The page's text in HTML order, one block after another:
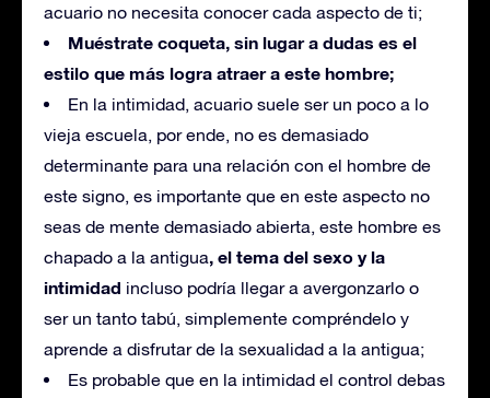
acuario no necesita conocer cada aspecto de ti;
Muéstrate coqueta, sin lugar a dudas es el
estilo que más logra atraer a este hombre;
En la intimidad, acuario suele ser un poco a lo
vieja escuela, por ende, no es demasiado
determinante para una relación con el hombre de
este signo, es importante que en este aspecto no
seas de mente demasiado abierta, este hombre es
chapado a la antigua, el tema del sexo y la
intimidad incluso podría llegar a avergonzarlo o
ser un tanto tabú, simplemente compréndelo y
aprende a disfrutar de la sexualidad a la antigua;
Es probable que en la intimidad el control debas